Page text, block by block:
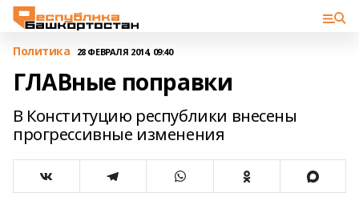
Политика 28 ФЕВРАЛЯ 2014, 09:40
ГЛАВные поправки
В Конституцию республики внесены
прогрессивные изменения